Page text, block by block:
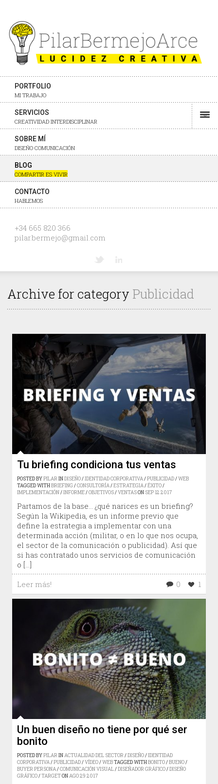
PORTFOLIO
MI TRABAJO
SERVICIOS
CREATIVIDAD INTERDISCIPLINAR
SOBRE MÍ
DISEÑO COMUNICACIÓN
BLOG
COMPARTIR ES VIVIR
CONTACTO
HABLEMOS
+34 665 820 366
pilar.bermejo@gmail.com
Archive for category Publicidad
Tu briefing condiciona tus ventas
POSTED BYPILAR INDISEÑO/IDENTIDAD CORPORATIVA/PUBLICIDAD/WEB
TAGGED WITHBRIEFING /CONSULTORÍA/ESTRATEGIA/ÉXITO/
IMPLEMENTACIÓN/INFORME/OBJETIVOS/VENTASON SEP 12 2017
Partamos de la base… ¿qué narices es un briefing?
Según la Wikipedia, es un informe previo que
define la estrategia a implementar con una
determinada acción (militar, o en lo que nos ocupa,
el sector de la comunicación o publicidad). Así que
si has contratado unos servicios de comunicación
o […]
Leer más!
0 1
Un buen diseño no tiene por qué ser
bonito
POSTED BYPILAR INACTUALIDAD DEL SECTOR /DISEÑO/IDENTIDAD
CORPORATIVA/PUBLICIDAD/VÍDEO/WEBTAGGED WITHBONITO/BUENO/
BUYER PERSONA/COMUNICACIÓN VISUAL/DISEÑADOR GRÁFICO/DISEÑO
GRÁFICO/TARGETONAGO29 2017